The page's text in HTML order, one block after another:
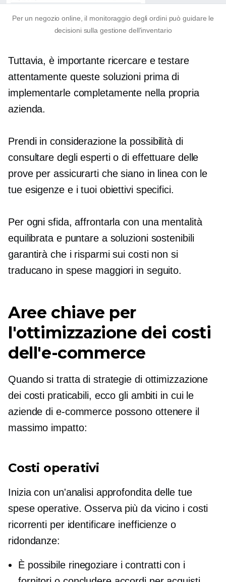
Per un negozio online, il monitoraggio degli ordini può guidare le
decisioni sulla gestione dell'inventario
Tuttavia, è importante ricercare e testare
attentamente queste soluzioni prima di
implementarle completamente nella propria
azienda.
Prendi in considerazione la possibilità di
consultare degli esperti o di effettuare delle
prove per assicurarti che siano in linea con le
tue esigenze e i tuoi obiettivi specifici.
Per ogni sfida, affrontarla con una mentalità
equilibrata e puntare a soluzioni sostenibili
garantirà che i risparmi sui costi non si
traducano in spese maggiori in seguito.
Aree chiave per
l'ottimizzazione dei costi
dell'e-commerce
Quando si tratta di strategie di ottimizzazione
dei costi praticabili, ecco gli ambiti in cui le
aziende di e-commerce possono ottenere il
massimo impatto:
Costi operativi
Inizia con un'analisi approfondita delle tue
spese operative. Osserva più da vicino i costi
ricorrenti per identificare inefficienze o
ridondanze:
È possibile rinegoziare i contratti con i